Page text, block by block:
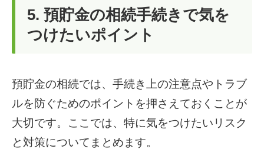
5. 預貯金の相続手続きで気を
つけたいポイント
預貯金の相続では、手続き上の注意点やトラブ
ルを防ぐためのポイントを押さえておくことが
大切です。ここでは、特に気をつけたいリスク
と対策についてまとめます。